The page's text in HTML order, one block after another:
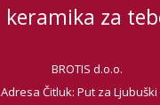
keramika za
BROTIS d.o.o.
Adresa Čitluk: Put za Ljubuški